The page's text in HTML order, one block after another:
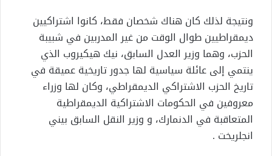
ونتيجة لذلك كان هناك شخصان فقط، كانوا اشتراكيين
ديمقراطيين طوال الوقت من غير المدربين في شبيبة
الحزب، وهما وزير العدل السابق، نيك هيكيروب الذي
ينتمي إلى عائلة سياسية لها جدور تاريخية عميقة في
تاريخ الحزب الاشتراكي الديمقراطي، وكان لها وزراء
معروفين في الحكومات الاشتراكية الديمقراطية
المتعاقبة في الدنمارك، و وزير النقل السابق بيني
انجلريخت .